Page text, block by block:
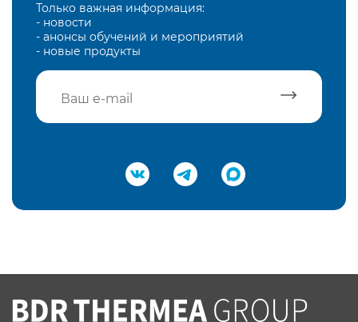
Только важная информация:
- новости
- анонсы обучений и мероприятий
- новые продукты
Подтвердить e-mail
Вы соглашаетесь с нашей политикой